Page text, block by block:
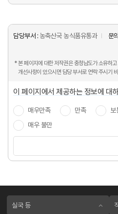
담당부서 : 농축산국 농식품유통과 문
* 본 페이지에 대한 저작권은 충청남도가 소유하
개선사항이 있으시면 담당 부서로 연락 주시기
이 페이지에서 제공하는 정보에 대
매우만족 만족 보
매우 불만
실국 등